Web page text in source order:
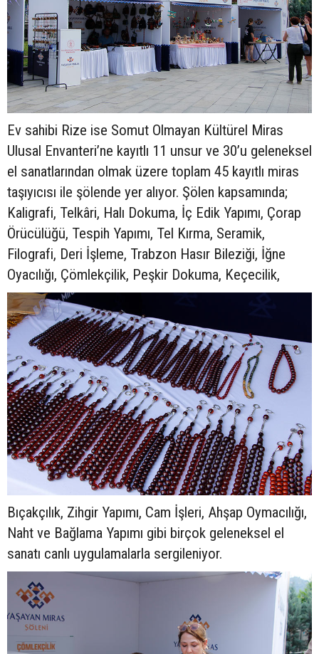
Ev sahibi Rize ise Somut Olmayan Kültürel Miras
Ulusal Envanteri’ne kayıtlı 11 unsur ve 30’u geleneksel
el sanatlarından olmak üzere toplam 45 kayıtlı miras
taşıyıcısı ile şölende yer alıyor. Şölen kapsamında;
Kaligrafi, Telkâri, Halı Dokuma, İç Edik Yapımı, Çorap
Örücülüğü, Tespih Yapımı, Tel Kırma, Seramik,
Filografi, Deri İşleme, Trabzon Hasır Bileziği, İğne
Oyacılığı, Çömlekçilik, Peşkir Dokuma, Keçecilik,
Bıçakçılık, Zihgir Yapımı, Cam İşleri, Ahşap Oymacılığı,
Naht ve Bağlama Yapımı gibi birçok geleneksel el
sanatı canlı uygulamalarla sergileniyor.